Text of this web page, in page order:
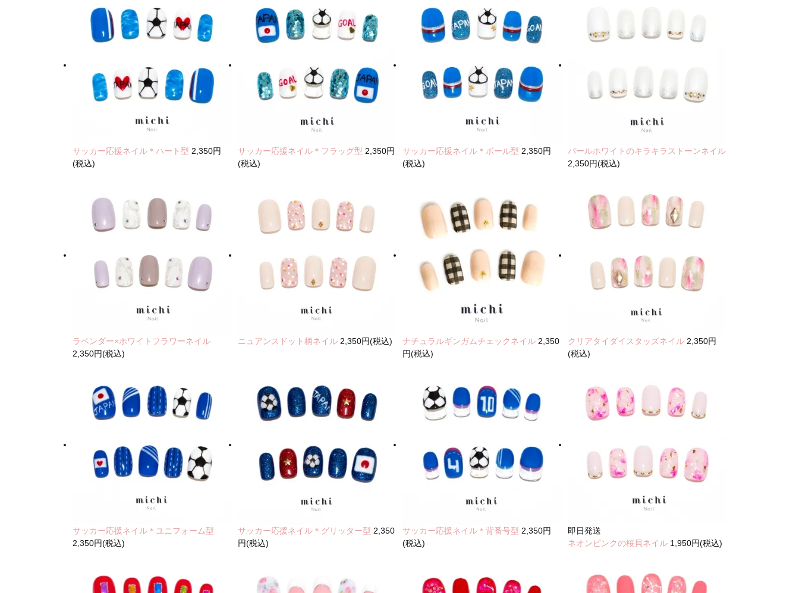
サッカー応援ネイル＊ハート型 2,350円
(税込)
サッカー応援ネイル＊フラッグ型 2,350円
(税込)
サッカー応援ネイル＊ボール型 2,350円
(税込)
パールホワイトのキラキラストーンネイル
2,350円(税込)
ラベンダー×ホワイトフラワーネイル
2,350円(税込)
ニュアンスドット柄ネイル 2,350円(税込) ナチュラルギンガムチェックネイル 2,350
円(税込)
クリアタイダイスタッズネイル 2,350円
(税込)
サッカー応援ネイル＊ユニフォーム型
2,350円(税込)
サッカー応援ネイル＊グリッター型 2,350
円(税込)
サッカー応援ネイル＊背番号型 2,350円
(税込)
即日発送
ネオンピンクの桜貝ネイル 1,950円(税込)